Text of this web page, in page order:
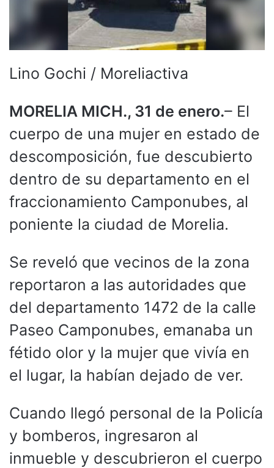
Lino Gochi / Moreliactiva
MORELIA MICH., 31 de enero.– El
cuerpo de una mujer en estado de
descomposición, fue descubierto
dentro de su departamento en el
fraccionamiento Camponubes, al
poniente la ciudad de Morelia.
Se reveló que vecinos de la zona
reportaron a las autoridades que
del departamento 1472 de la calle
Paseo Camponubes, emanaba un
fétido olor y la mujer que vivía en
el lugar, la habían dejado de ver.
Cuando llegó personal de la Policía
y bomberos, ingresaron al
inmueble y descubrieron el cuerpo